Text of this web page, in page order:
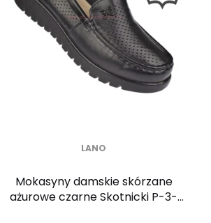
LANO
Mokasyny damskie skórzane
ażurowe czarne Skotnicki P-3-